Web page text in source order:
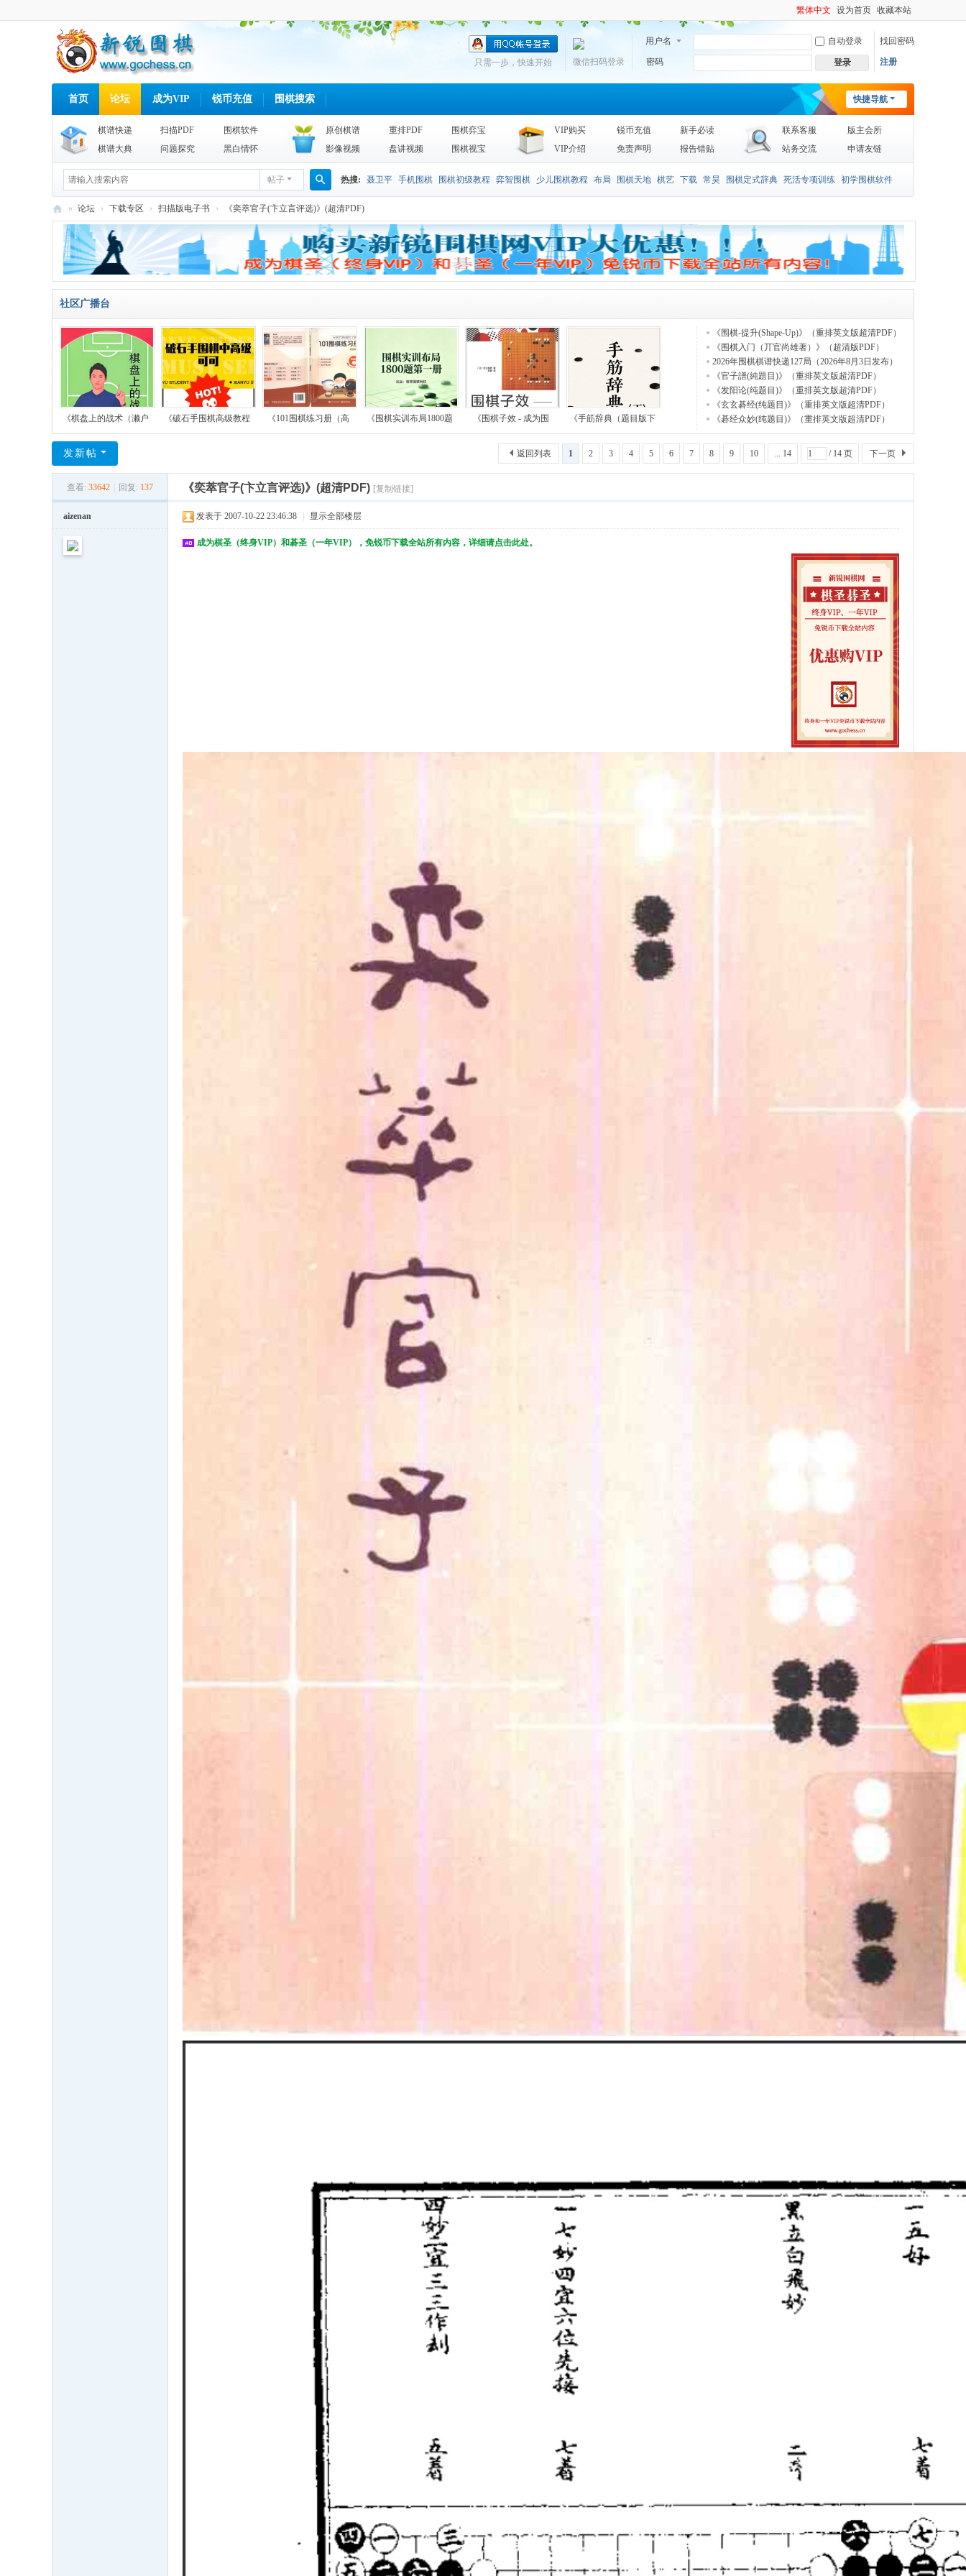
繁体中文 设为首页 收藏本站
用户名 自动登录 找回密码
密码 登录 注册
微信扫码登录
只需一步，快速开始
快捷导航
首页 论坛 成为VIP 锐币充值 围棋搜索
棋谱快递 扫描PDF
围棋软件
棋谱大典
问题探究 黑白情怀
原创棋谱 重排PDF
围棋弈宝
影像视频
盘讲视频 围棋视宝
VIP购买 锐币充值
新手必读
VIP介绍
免责声明 报告错贴
联系客服
版主会所
站务交流
申请友链
帖子
搜
索
热搜: 聂卫平 手机围棋 围棋初级教程 弈智围棋 少儿围棋教程 布局 围棋天地 棋艺 下载 常昊 围棋定式辞典 死活专项训练 初学围棋软件
围棋天地2013
棋
» 论坛 › 下载专区 › 扫描版电子书 › 《奕萃官子(卞立言评选)》(超清PDF)
社区广播台
《棋盘上的战术（濑户 《破石手围棋高级教程 《101围棋练习册（高 《围棋实训布局1800题 《围棋子效 - 成为围 《手筋辞典（题目版下
《围棋-提升(Shape-Up)》（重排英文版超清PDF）
《围棋入门（丌官尚雄著）》（超清版PDF）
2026年围棋棋谱快递127局（2026年8月3日发布）
《官子譜(純題目)》（重排英文版超清PDF）
《发阳论(纯题目)》（重排英文版超清PDF）
《玄玄碁经(纯题目)》（重排英文版超清PDF）
《碁经众妙(纯题目)》（重排英文版超清PDF）
1 2 3 4 5 6 7 8 9 10 ... 14 / 14 页 下一页
返回列表
发新帖
查看: 33642 回复: 137 《奕萃官子(卞立言评选)》(超清PDF) [复制链接]
aizenan 发表于 2007-10-22 23:46:38 显示全部楼层
成为棋圣（终身VIP）和碁圣（一年VIP），免锐币下载全站所有内容，详细请点击此处。